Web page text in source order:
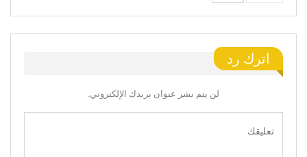
اترك رد
لن يتم نشر عنوان بريدك الإلكتروني.